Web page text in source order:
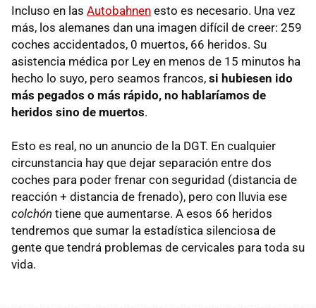
Incluso en las Autobahnen esto es necesario. Una vez
más, los alemanes dan una imagen difícil de creer: 259
coches accidentados, 0 muertos, 66 heridos. Su
asistencia médica por Ley en menos de 15 minutos ha
hecho lo suyo, pero seamos francos, si hubiesen ido
más pegados o más rápido, no hablaríamos de
heridos sino de muertos.
Esto es real, no un anuncio de la DGT. En cualquier
circunstancia hay que dejar separación entre dos
coches para poder frenar con seguridad (distancia de
reacción + distancia de frenado), pero con lluvia ese
colchón tiene que aumentarse. A esos 66 heridos
tendremos que sumar la estadística silenciosa de
gente que tendrá problemas de cervicales para toda su
vida.